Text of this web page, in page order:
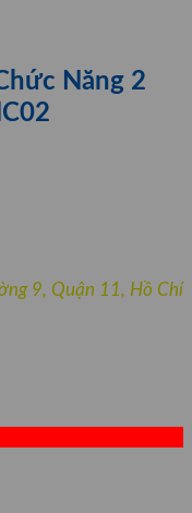
Năng 2
9, Quận 11, Hồ Chí